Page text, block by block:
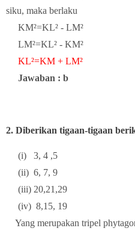
siku, maka berlaku
KM²=KL² - LM²
LM²=KL² - KM²
KL²=KM + LM²
Jawaban : b
2. Diberikan tigaan-tigaan
(i) 3, 4 ,5
(ii) 6, 7, 9
(iii) 20,21,29
(iv) 8,15, 19
Yang merupakan tripel